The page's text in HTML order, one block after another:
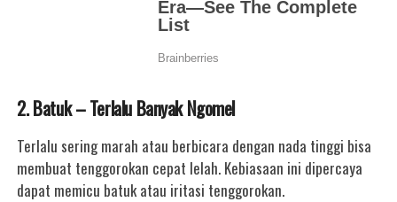
2. Batuk – Terlalu Banyak Ngomel
Terlalu sering marah atau berbicara dengan nada tinggi bisa
membuat tenggorokan cepat lelah. Kebiasaan ini dipercaya
dapat memicu batuk atau iritasi tenggorokan.